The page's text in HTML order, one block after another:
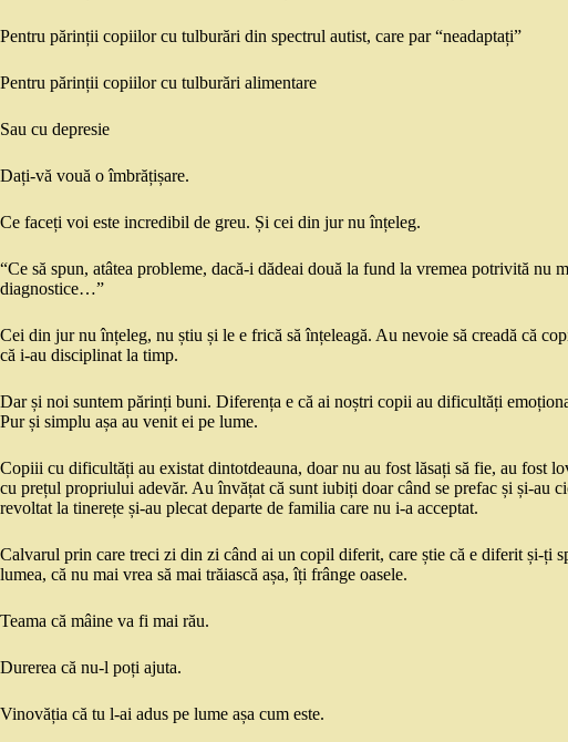
Pentru părinții copiilor cu tulburări din spectrul autist, care par “neadaptați”
Pentru părinții copiilor cu tulburări alimentare
Sau cu depresie
Dați-vă vouă o îmbrățișare.
Ce faceți voi este incredibil de greu. Și cei din jur nu înțeleg.
“Ce să spun, atâtea probleme, dacă-i dădeai două la fund la vremea potrivită nu
diagnostice…”
Cei din jur nu înțeleg, nu știu și le e frică să înțeleagă. Au nevoie să creadă că
că i-au disciplinat la timp.
Dar și noi suntem părinți buni. Diferența e că ai noștri copii au dificultăți
Pur și simplu așa au venit ei pe lume.
Copiii cu dificultăți au existat dintotdeauna, doar nu au fost lăsați să fie, au fost
cu prețul propriului adevăr. Au învățat că sunt iubiți doar când se prefac și și-au
revoltat la tinerețe și-au plecat departe de familia care nu i-a acceptat.
Calvarul prin care treci zi din zi când ai un copil diferit, care știe că e diferit și-ți
lumea, că nu mai vrea să mai trăiască așa, îți frânge oasele.
Teama că mâine va fi mai rău.
Durerea că nu-l poți ajuta.
Vinovăția că tu l-ai adus pe lume așa cum este.